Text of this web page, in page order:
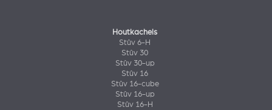
Houtkachels
Stûv 6-H
Stûv 30
Stûv 30-up
Stûv 16
Stûv 16-cube
Stûv 16-up
Stûv 16-H